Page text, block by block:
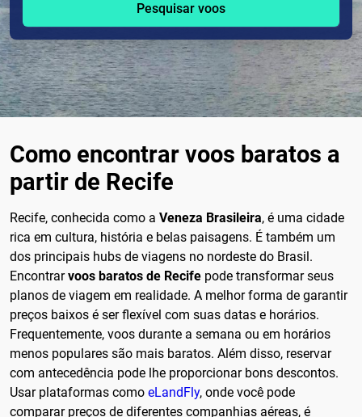
Pesquisar voos
Como encontrar voos baratos a
partir de Recife
Recife, conhecida como a Veneza Brasileira, é uma cidade
rica em cultura, história e belas paisagens. É também um
dos principais hubs de viagens no nordeste do Brasil.
Encontrarvoos baratos de Recife pode transformar seus
planos de viagem em realidade. A melhor forma de garantir
preços baixos é ser flexível com suas datas e horários.
Frequentemente, voos durante a semana ou em horários
menos populares são mais baratos. Além disso, reservar
com antecedência pode lhe proporcionar bons descontos.
Usar plataformas como eLandFly, onde você pode
comparar preços de diferentes companhias aéreas, é